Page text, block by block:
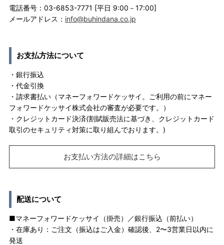
電話番号：03-6853-7771 [平日 9:00－17:00]
メールアドレス： info@buhindana.co.jp
お支払方法について
・銀行振込
・代金引換
・請求書払い（マネーフォワードケッサイ。ご利用の前にマネー
フォワードケッサイ株式会社の審査が必要です。）
・クレジットカード決済(割賦販売法に基づき、クレジットカード
取引のセキュリティ対策に取り組んでおります。)
お支払い方法の詳細はこちら
配送について
■マネーフォワードケッサイ（掛売）／銀行振込（前払い）
・在庫あり：ご注文（振込はご入金）確認後、2〜3営業日以内に
発送